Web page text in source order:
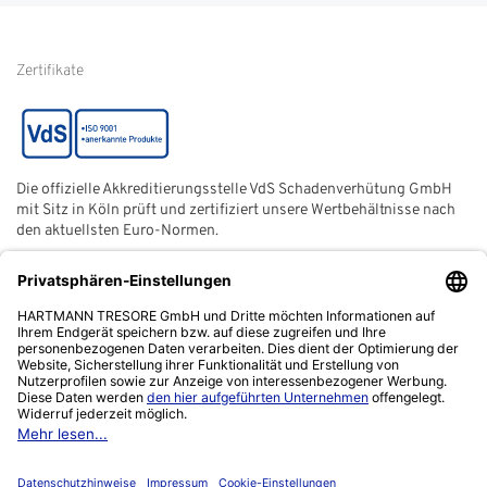
Batterieentsorgung
Zertifikate
Die offizielle Akkreditierungsstelle VdS Schadenverhütung GmbH
mit Sitz in Köln prüft und zertifiziert unsere Wertbehältnisse nach
den aktuellsten Euro-Normen.
Der ECB (European Certification Body) ist eine neutrale und
unabhängige Zertifizierungsstelle der European Security
Systems Association e. V. (ESSA) mit Sitz in Frankfurt am Main.